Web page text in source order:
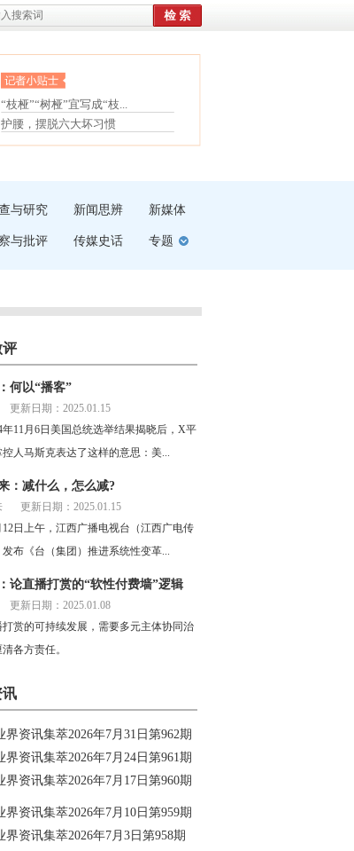
眼白变红或是结膜下出血
“枝桠”“树桠”宜写成“枝...
夏天缓解疲劳有三招
护腰，摆脱六大坏习惯
受伤了冰敷还是热敷
与研究 新闻思辨 新媒体
与批评 传媒史话 专题
评
何以“播客”
更新日期：2025.01.15
月6日美国总统选举结果揭晓后，X平
控人马斯克表达了这样的意思：美...
：减什么，怎么减?
更新日期：2025.01.15
日上午，江西广播电视台（江西广电传
布《台（集团）推进系统性变革...
论直播打赏的“软性付费墙”逻辑
更新日期：2025.01.08
打赏的可持续发展，需要多元主体协同治
各方责任。
讯
界资讯集萃2026年7月31日第962期
界资讯集萃2026年7月24日第961期
界资讯集萃2026年7月17日第960期
界资讯集萃2026年7月10日第959期
界资讯集萃2026年7月3日第958期